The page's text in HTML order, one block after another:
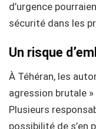
d’urgence
sécurité dans les
Un risque
À Téhéran, les
agression brutale
Plusieurs
possibilité de s’en